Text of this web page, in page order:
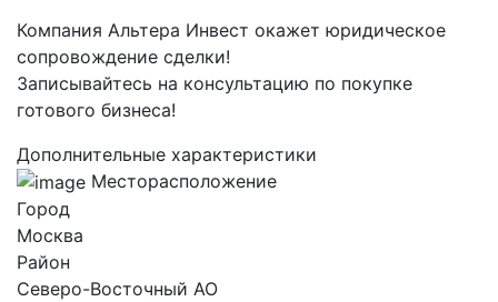
Компания Альтера Инвест окажет юридическое
сопровождение сделки!
Записывайтесь на консультацию по покупке
готового бизнеса!
Дополнительные характеристики
Месторасположение
Город
Москва
Район
Северо-Восточный AO